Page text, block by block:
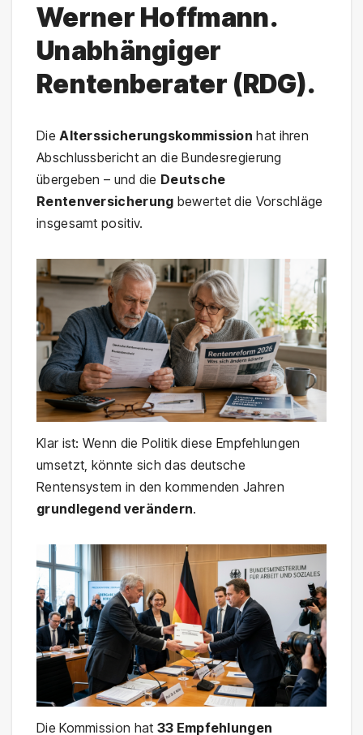
Werner Hoffmann.
Unabhängiger
Rentenberater (RDG).
Die Alterssicherungskommission hat ihren
Abschlussbericht an die Bundesregierung
übergeben – und die Deutsche
Rentenversicherung bewertet die Vorschläge
insgesamt positiv.
Klar ist: Wenn die Politik diese Empfehlungen
umsetzt, könnte sich das deutsche
Rentensystem in den kommenden Jahren
grundlegend verändern.
Die Kommission hat 33 Empfehlungen